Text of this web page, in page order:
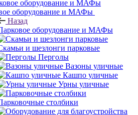
оборудование и МАФы
Назад
оборудование и МАФы
и шезлонги парковые
Перголы
Вазоны уличные
Кашпо уличные
Урны уличные
столбики